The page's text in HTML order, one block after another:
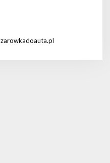
zarowkadoauta.pl